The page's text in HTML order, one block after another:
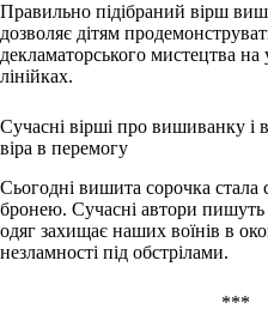
Правильно підібраний вірш
дозволяє дітям
декламаторського мистецтва на
лінійках.
Сучасні вірші про вишиванку і
віра в перемогу
Сьогодні вишита сорочка
бронею. Сучасні автори пишуть
одяг захищає наших воїнів в
незламності під обстрілами.
***